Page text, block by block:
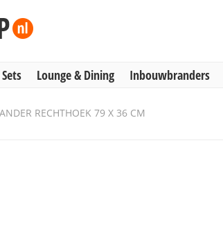
Lounge & Dining Inbouwbranders
RECHTHOEK 79 X 36 CM